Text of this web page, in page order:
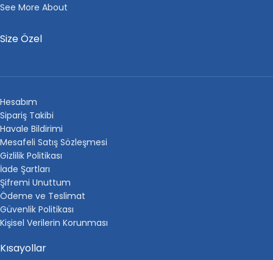
See More About
Size Özel
Hesabım
Sipariş Takibi
Havale Bildirimi
Mesafeli Satış Sözleşmesi
Gizlilik Politikası
İade Şartları
Şifremi Unuttum
Ödeme ve Teslimat
Güvenlik Politikası
Kişisel Verilerin Korunması
Kısayollar